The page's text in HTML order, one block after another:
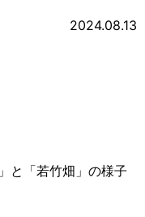
2024.08.13
と「若竹畑」の様子